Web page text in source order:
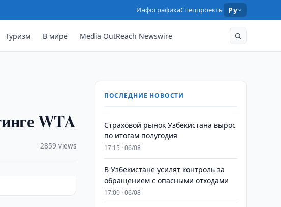
ИнфографикаСпецпроекты Ру
Туризм В мире Media OutReach Newswire
WTA
2859 views
ПОСЛЕДНИЕ НОВОСТИ
Страховой рынок Узбекистана вырос
по итогам полугодия
17:15 · 06/08
В Узбекистане усилят контроль за
обращением с опасными отходами
17:00 · 06/08